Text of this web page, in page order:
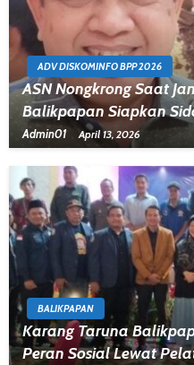
ADV DISKOMINFO BPP 2026
ASN Nongkrong Saat
Balikpapan Siapkan
Admin01 April 13, 2026
BALIKPAPAN
Karang Taruna
Peran Sosial Lewat